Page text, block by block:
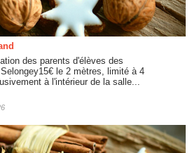
des parents d'élèves des
le 2 mètres, limité à 4
à l'intérieur de la salle...